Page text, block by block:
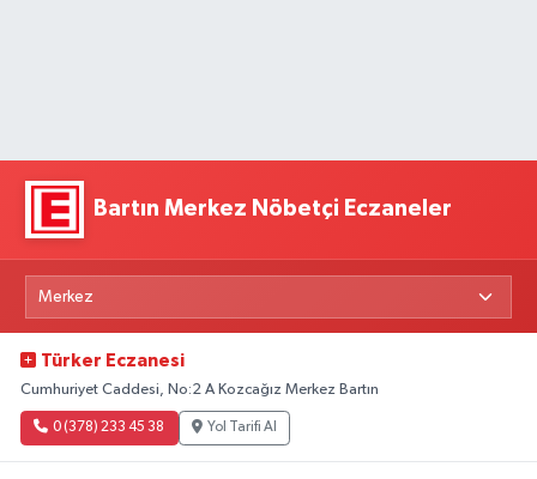
Bartın Merkez Nöbetçi Eczaneler
Türker Eczanesi
Cumhuriyet Caddesi, No:2 A Kozcağız Merkez Bartın
0 (378) 233 45 38 Yol Tarifi Al